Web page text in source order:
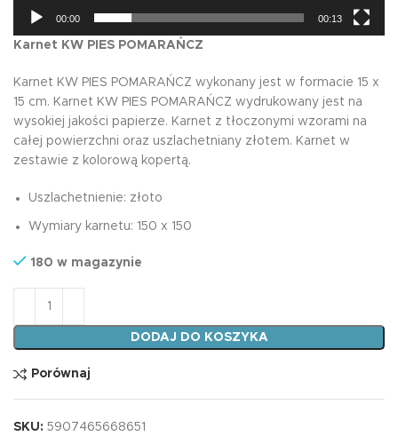
00:00 00:13
Karnet KW PIES POMARAŃCZ
Karnet KW PIES POMARAŃCZ wykonany jest w formacie 15 x
15 cm. Karnet KW PIES POMARAŃCZ wydrukowany jest na
wysokiej jakości papierze. Karnet z tłoczonymi wzorami na
całej powierzchni oraz uszlachetniany złotem. Karnet w
zestawie z kolorową kopertą.
Uszlachetnienie: złoto
Wymiary karnetu: 150 x 150
180 w magazynie
DODAJ DO KOSZYKA
Porównaj
SKU: 5907465668651